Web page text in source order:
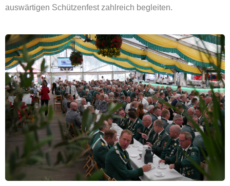
auswärtigen Schützenfest zahlreich begleiten.